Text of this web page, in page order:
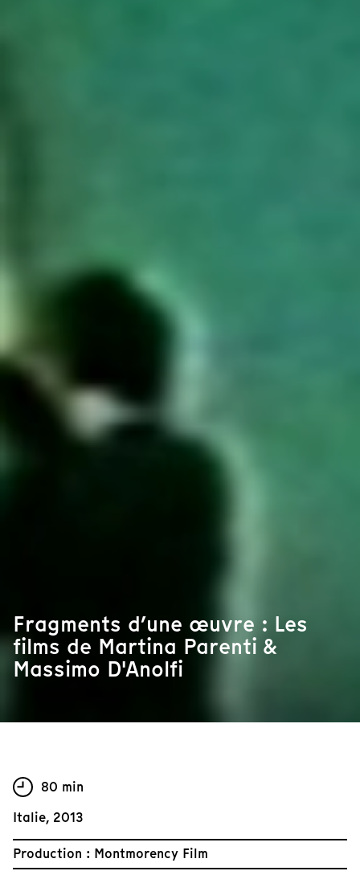
Fragments d’une œuvre : Les
films de Martina Parenti &
Massimo D'Anolfi
80 min
Italie, 2013
Production : Montmorency Film